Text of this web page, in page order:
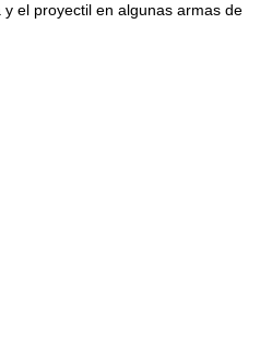
el proyectil en algunas armas de